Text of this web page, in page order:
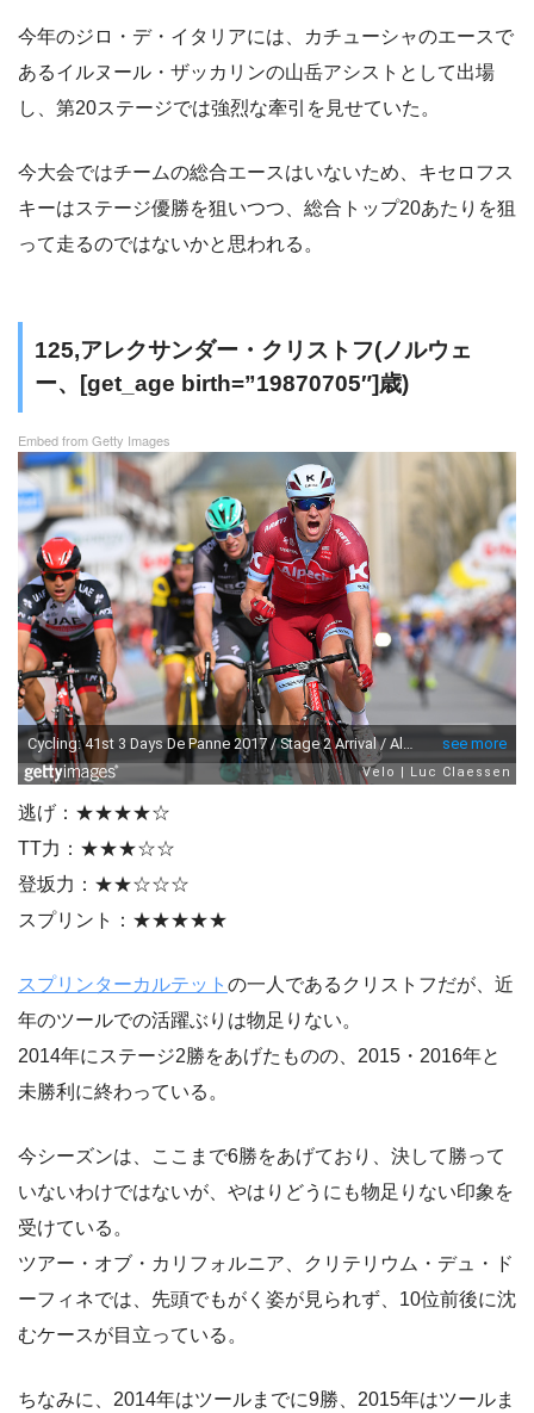
今年のジロ・デ・イタリアには、カチューシャのエースで
あるイルヌール・ザッカリンの山岳アシストとして出場
し、第20ステージでは強烈な牽引を見せていた。
今大会ではチームの総合エースはいないため、キセロフス
キーはステージ優勝を狙いつつ、総合トップ20あたりを狙
って走るのではないかと思われる。
125,アレクサンダー・クリストフ(ノルウェ
ー、[get_age birth=”19870705″]歳)
Embed from Getty Images
逃げ：★★★★☆
TT力：★★★☆☆
登坂力：★★☆☆☆
スプリント：★★★★★
スプリンターカルテット の一人であるクリストフだが、近
年のツールでの活躍ぶりは物足りない。
2014年にステージ2勝をあげたものの、2015・2016年と
未勝利に終わっている。
今シーズンは、ここまで6勝をあげており、決して勝って
いないわけではないが、やはりどうにも物足りない印象を
受けている。
ツアー・オブ・カリフォルニア、クリテリウム・デュ・ド
ーフィネでは、先頭でもがく姿が見られず、10位前後に沈
むケースが目立っている。
ちなみに、2014年はツールまでに9勝、2015年はツールま